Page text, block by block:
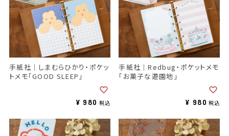
手紙社｜しまむらひかり・ポケッ
トメモ「GOOD SLEEP」
¥ 980 税込
手紙社｜Redbug・ポケットメモ
「お菓子な遊園地」
¥ 980 税込